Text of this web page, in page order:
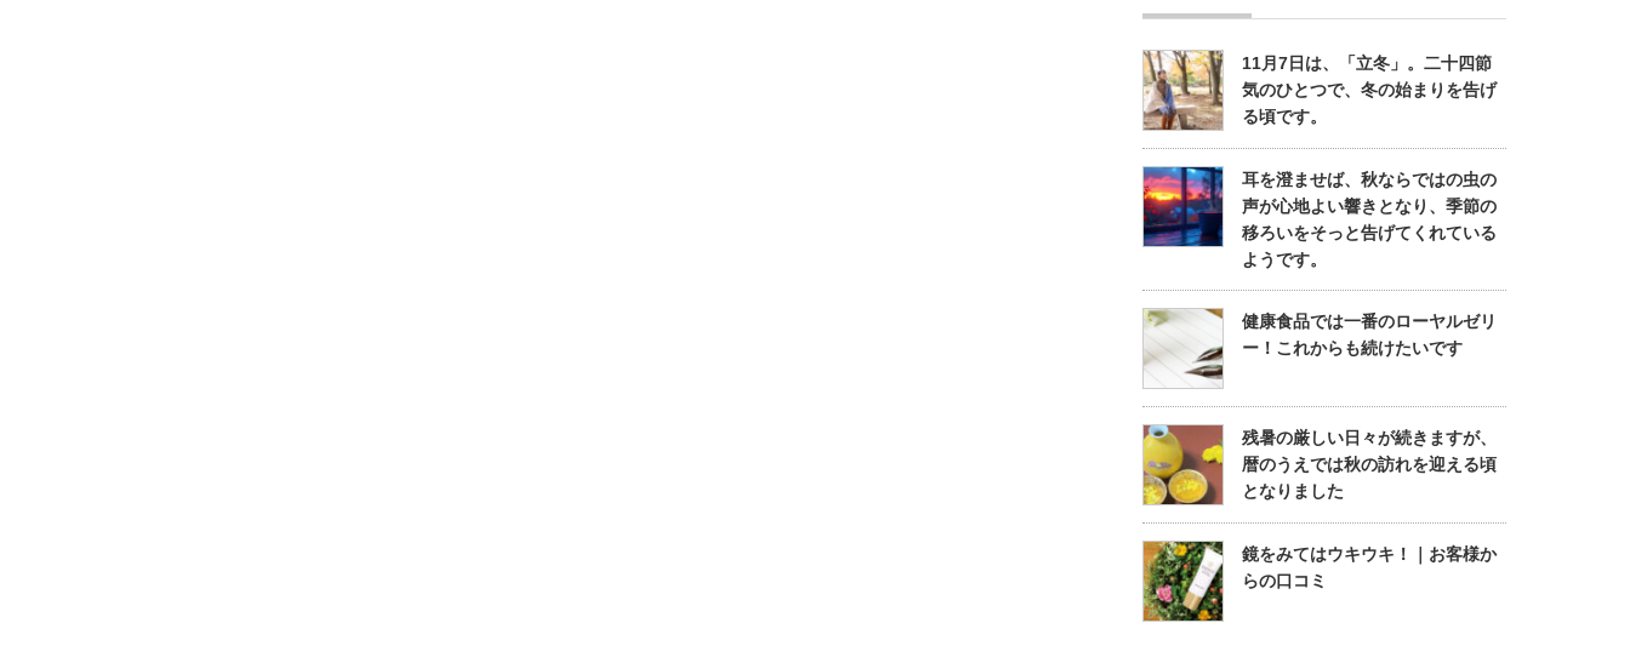
11月7日は、「立冬」。二十四節
気のひとつで、冬の始まりを告げ
る頃です。
耳を澄ませば、秋ならではの虫の
声が心地よい響きとなり、季節の
移ろいをそっと告げてくれている
ようです。
健康食品では一番のローヤルゼリ
ー！これからも続けたいです
残暑の厳しい日々が続きますが、
暦のうえでは秋の訪れを迎える頃
となりました
鏡をみてはウキウキ！｜お客様か
らの口コミ